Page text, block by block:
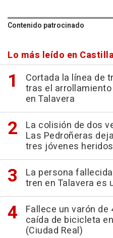
Contenido patrocinado
Lo más leído en
Cortada la línea de
tras el
en Talavera
La colisión de dos
Las Pedroñeras
tres jóvenes heridos
La persona
tren en Talavera es
Fallece un varón
caída de bicicleta
(Ciudad Real)